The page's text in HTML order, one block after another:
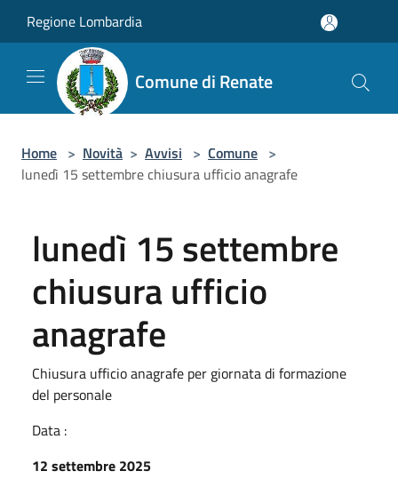
Regione Lombardia
Comune di Renate
Home > Novità > Avvisi > Comune >
lunedì 15 settembre chiusura ufficio anagrafe
lunedì 15 settembre
chiusura ufficio
anagrafe
Chiusura ufficio anagrafe per giornata di formazione
del personale
Data :
12 settembre 2025